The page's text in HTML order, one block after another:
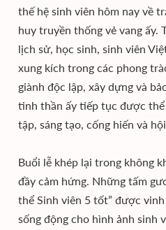
thế hệ sinh viên hôm nay về
huy truyền thống vẻ vang ấy.
lịch sử, học sinh, sinh viên
xung kích trong các phong
giành độc lập, xây dựng và
tinh thần ấy tiếp tục được
tập, sáng tạo, cống hiến và
Buổi lễ khép lại trong không
đầy cảm hứng. Những tấm
thể Sinh viên 5 tốt” được
sống động cho hình ảnh sinh